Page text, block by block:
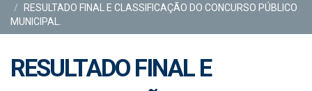
RESULTADO FINAL E CLASSIFICAÇÃO DO CONCURSO PÚBLICO
MUNICIPAL.
RESULTADO FINAL E